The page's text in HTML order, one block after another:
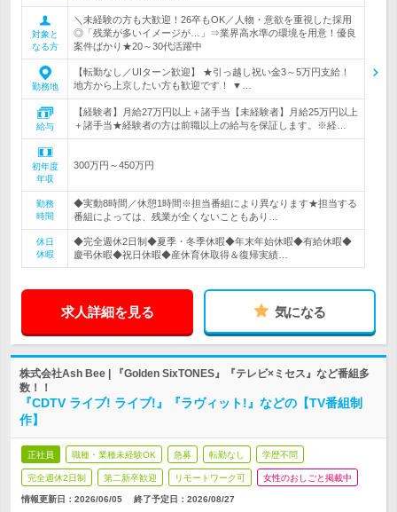
対象と
なる方
＼未経験の方も大歓迎！26卒もOK／人物・意欲を重視した採用
◎「残業が多いイメージが…」⇒業界高水準の環境を用意！優良
案件ばかり★20～30代活躍中
勤務地
【転勤なし／UIターン歓迎】 ★引っ越し祝い金3～5万円支給！
地方から上京したい方も歓迎です！ ▼…
給与
【経験者】月給27万円以上＋諸手当【未経験者】月給25万円以上
＋諸手当★経験者の方は前職以上の給与を保証します。※経…
初年度
年収
300万円～450万円
勤務
時間
◆実動8時間／休憩1時間※担当番組により異なります★担当する
番組によっては、残業が全くないこともあり…
休日
休暇
◆完全週休2日制◆夏季・冬季休暇◆年末年始休暇◆有給休暇◆
慶弔休暇◆祝日休暇◆産休育休取得＆復帰実績…
求人詳細を見る 気になる
株式会社Ash Bee | 『Golden SixTONES』『テレビ×ミセス』など番組多
数！！
『CDTV ライブ! ライブ!』『ラヴィット!』などの【TV番組制
作】
正社員 職種・業種未経験OK 急募 転勤なし 学歴不問
完全週休2日制 第二新卒歓迎 リモートワーク可 女性のおしごと掲載中
情報更新日：2026/06/05 終了予定日： 2026/08/27